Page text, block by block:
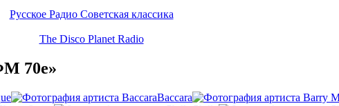
Русское Радио Советская классика
The Disco Planet Radio
70е»
Baccara